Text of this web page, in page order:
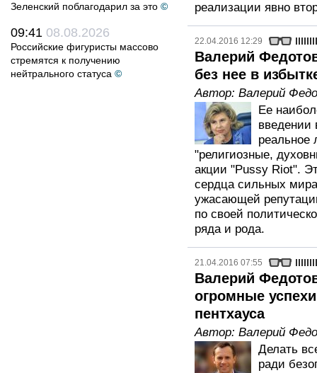
Зеленский поблагодарил за это ©
09:41 08.08.2026
Российские фигуристы массово
стремятся к получению
нейтрального статуса ©
реализации явно
22.04.2016 12:29
Валерий
без нее в
Автор: Валерий
Ее
введении
реальное
"религиозные,
акции "Pussy Riot".
сердца сильных
ужасающей
по своей
ряда и рода.
21.04.2016 07:55
Валерий
огромные
пентхауса
Автор: Валерий
Делать
ради